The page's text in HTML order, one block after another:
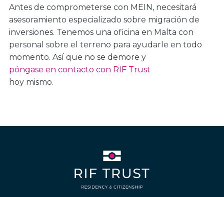
Antes de comprometerse con MEIN, necesitará
asesoramiento especializado sobre migración de
inversiones. Tenemos una oficina en Malta con
personal sobre el terreno para ayudarle en todo
momento. Así que no se demore y
póngase en contacto con RIF Trust
hoy mismo.